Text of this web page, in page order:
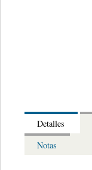
Detalles
Notas